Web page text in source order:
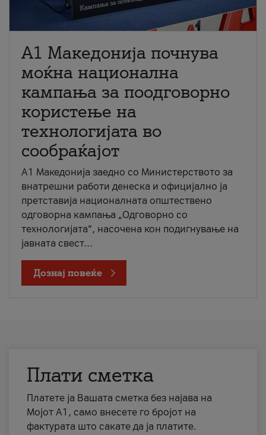
A1 Македонија почнува
моќна национална
кампања за поодговорно
користење на
технологијата во
сообраќајот
A1 Македонија заедно со Министерството за
внатрешни работи денеска и официјално ја
претставија националната општествено
одговорна кампања „Одговорно со
технологијата“, насочена кон подигнување на
јавната свест...
Дознај повеќе
Плати сметка
Платете ја Вашата сметка без најава на
Мојот А1, само внесете го бројот на
фактурата што сакате да ја платите.